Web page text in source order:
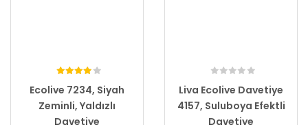
Ecolive 7234, Siyah
Zeminli, Yaldızlı
Davetiye
Liva Ecolive Davetiye
4157, Suluboya Efektli
Davetiye